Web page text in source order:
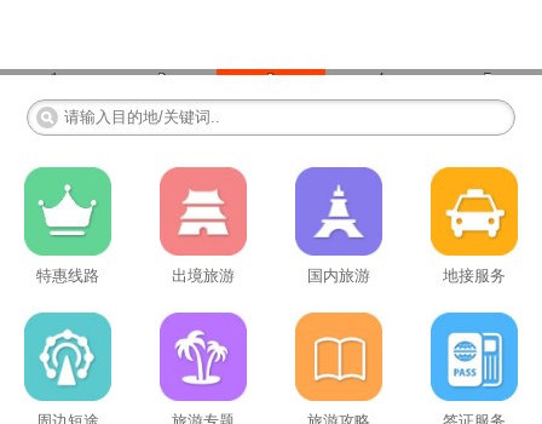
1 2 3 4 5
特惠线路 出境旅游 国内旅游 地接服务